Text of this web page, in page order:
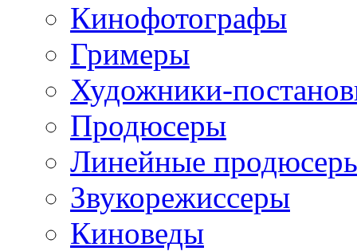
Кинофотографы
Гримеры
Художники-
Продюсеры
Линейные
Звукорежиссеры
Киноведы